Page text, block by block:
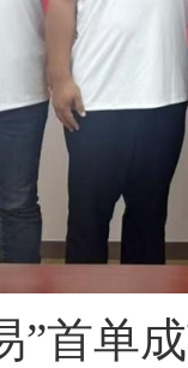
”首单